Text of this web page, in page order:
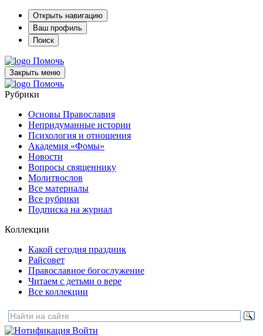
Открыть навигацию
Ваш профиль
Поиск
Помочь
Закрыть меню
Помочь
Рубрики
Основы Православия
Непридуманные истории
Психология и отношения
Академия «Фомы»
Новости
Вопросы священнику
Молитвослов
Все материалы
Все рубрики
Подписка на журнал
Коллекции
Какой сегодня праздник
Райсовет
Православное богослужение
Читаем с детьми о вере
Все коллекции
Войти